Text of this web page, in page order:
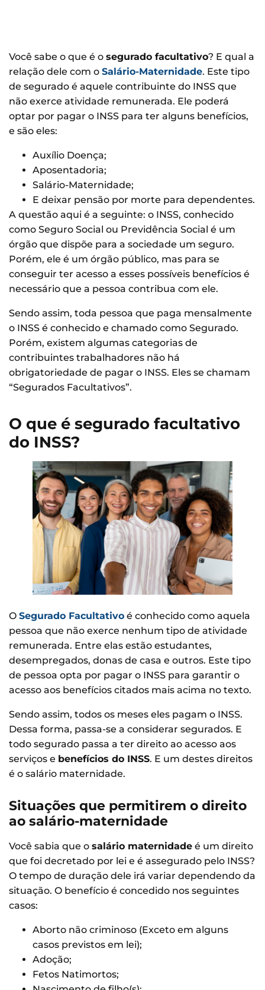
Você sabe o que é o segurado facultativo? E qual a
relação dele com o Salário-Maternidade. Este tipo
de segurado é aquele contribuinte do INSS que
não exerce atividade remunerada. Ele poderá
optar por pagar o INSS para ter alguns benefícios,
e são eles:
Auxílio Doença;
Aposentadoria;
Salário-Maternidade;
E deixar pensão por morte para dependentes.
A questão aqui é a seguinte: o INSS, conhecido
como Seguro Social ou Previdência Social é um
órgão que dispõe para a sociedade um seguro.
Porém, ele é um órgão público, mas para se
conseguir ter acesso a esses possíveis benefícios é
necessário que a pessoa contribua com ele.
Sendo assim, toda pessoa que paga mensalmente
o INSS é conhecido e chamado como Segurado.
Porém, existem algumas categorias de
contribuintes trabalhadores não há
obrigatoriedade de pagar o INSS. Eles se chamam
“Segurados Facultativos”.
O que é segurado facultativo
do INSS?
O Segurado Facultativo é conhecido como aquela
pessoa que não exerce nenhum tipo de atividade
remunerada. Entre elas estão estudantes,
desempregados, donas de casa e outros. Este tipo
de pessoa opta por pagar o INSS para garantir o
acesso aos benefícios citados mais acima no texto.
Sendo assim, todos os meses eles pagam o INSS.
Dessa forma, passa-se a considerar segurados. E
todo segurado passa a ter direito ao acesso aos
serviços e benefícios do INSS. E um destes direitos
é o salário maternidade.
Situações que permitirem o direito
ao salário-maternidade
Você sabia que o salário maternidade é um direito
que foi decretado por lei e é assegurado pelo INSS?
O tempo de duração dele irá variar dependendo da
situação. O benefício é concedido nos seguintes
casos:
Aborto não criminoso (Exceto em alguns
casos previstos em lei);
Adoção;
Fetos Natimortos;